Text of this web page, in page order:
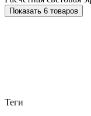
Показать 6 товаров
Теги